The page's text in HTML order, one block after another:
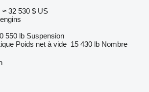
≈ 32 530 $ US
550 lb Suspension
Poids net à vide 15 430 lb Nombre